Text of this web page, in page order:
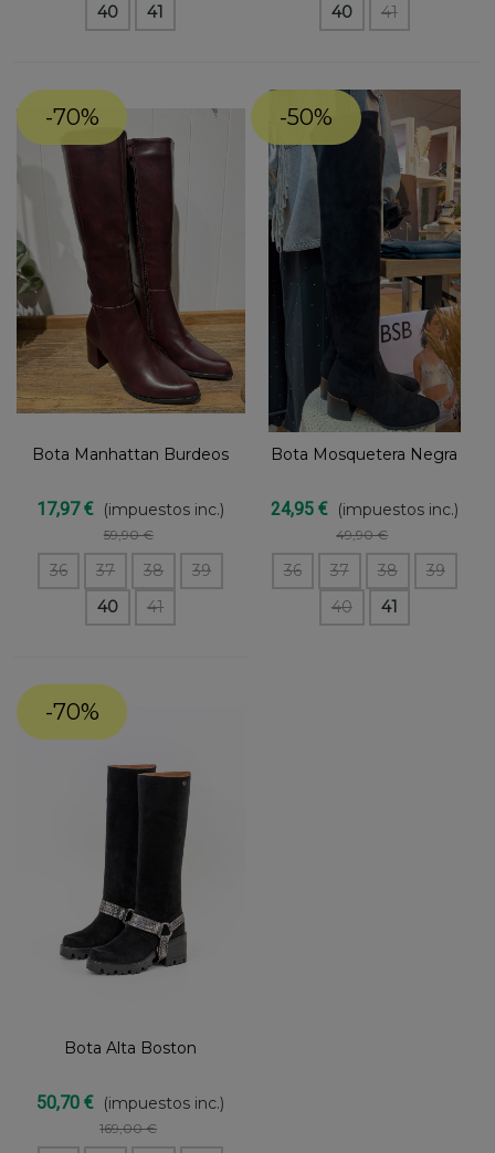
40
41
40
41
-70%
Bota Manhattan Burdeos
17,97 € (impuestos inc.)
59,90 €
36 37 38
39
40
41
-50%
Bota Mosquetera Negra
24,95 € (impuestos inc.)
49,90 €
36 37 38
39
40
41
-70%
Bota Alta Boston
50,70 € (impuestos inc.)
169,00 €